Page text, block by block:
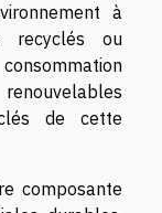
à
recyclés ou
de cette
composante